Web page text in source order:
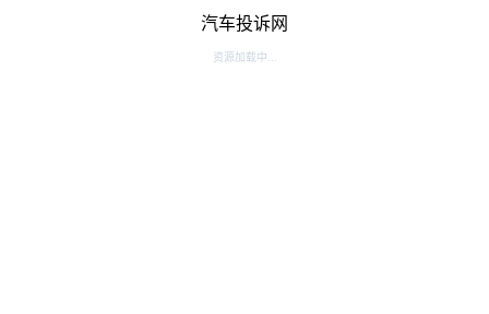
汽车投诉网
资源加载中...